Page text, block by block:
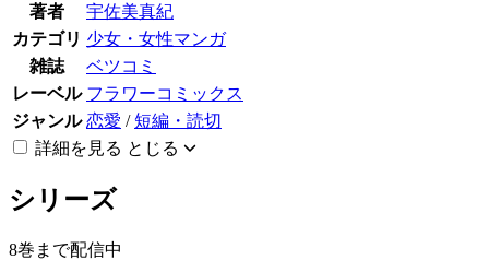
著者
宇佐美真紀
カテゴリ 少女・女性マンガ
雑誌
ベツコミ
レーベル フラワーコミックス
ジャンル 恋愛 /短編・読切
詳細を見る とじる
シリーズ
8巻まで配信中